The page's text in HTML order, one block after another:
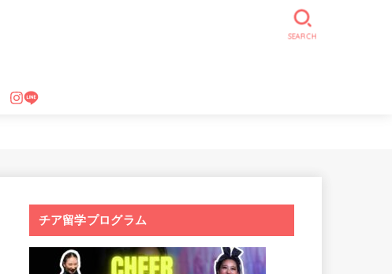
SEARCH
チア留学プログラム